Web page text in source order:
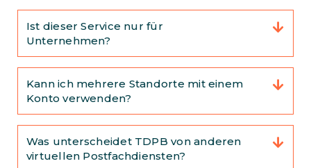
Ist dieser Service nur für
Unternehmen?
Kann ich mehrere Standorte mit einem
Konto verwenden?
Was unterscheidet TDPB von anderen
virtuellen Postfachdiensten?